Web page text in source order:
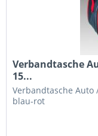
Verbandtasche
15...
Verbandtasche Auto
blau-rot